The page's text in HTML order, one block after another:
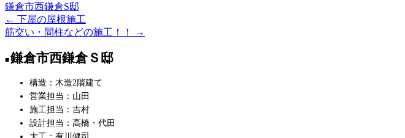
鎌倉市西鎌倉S邸
投
稿
ナ
← 下屋の屋根施工
筋交い・間柱などの施工！！
→
鎌倉市西鎌倉Ｓ邸
構造：木造2階建て
営業担当：山田
施工担当：吉村
設計担当：高橋・代田